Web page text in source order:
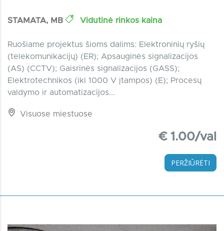
STAMATA, MB Vidutinė rinkos kaina
Ruošiame projektus šioms dalims: Elektroninių ryšių
(telekomunikacijų) (ER); Apsauginės signalizacijos
(AS) (CCTV); Gaisrinės signalizacijos (GASS);
Elektrotechnikos (iki 1000 V įtampos) (E); Procesų
valdymo ir automatizacijos...
Visuose miestuose
€ 1.00/val
PERŽIŪRĖTI